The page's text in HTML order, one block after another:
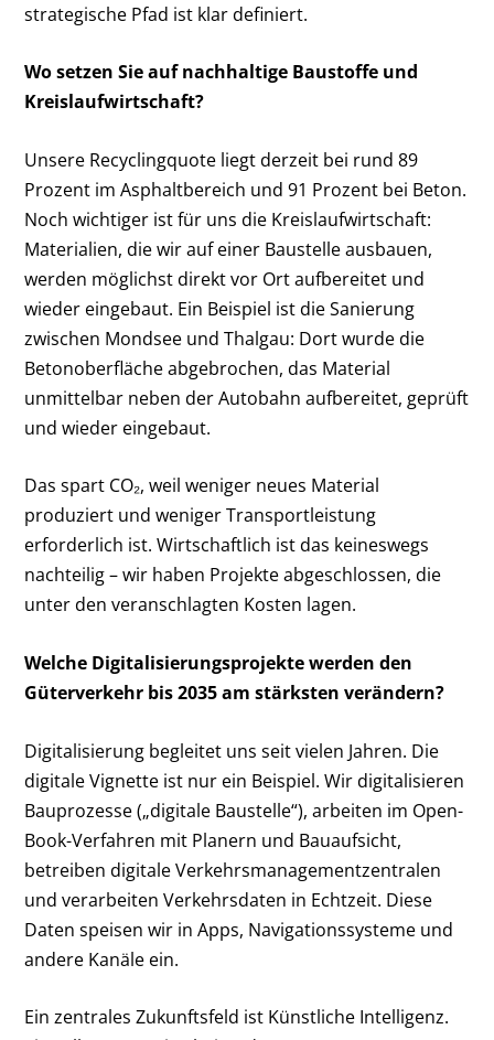
strategische Pfad ist klar definiert.
Wo setzen Sie auf nachhaltige Baustoffe und
Kreislaufwirtschaft?
Unsere Recyclingquote liegt derzeit bei rund 89
Prozent im Asphaltbereich und 91 Prozent bei Beton.
Noch wichtiger ist für uns die Kreislaufwirtschaft:
Materialien, die wir auf einer Baustelle ausbauen,
werden möglichst direkt vor Ort aufbereitet und
wieder eingebaut. Ein Beispiel ist die Sanierung
zwischen Mondsee und Thalgau: Dort wurde die
Betonoberfläche abgebrochen, das Material
unmittelbar neben der Autobahn aufbereitet, geprüft
und wieder eingebaut.
Das spart CO₂, weil weniger neues Material
produziert und weniger Transportleistung
erforderlich ist. Wirtschaftlich ist das keineswegs
nachteilig – wir haben Projekte abgeschlossen, die
unter den veranschlagten Kosten lagen.
Welche Digitalisierungsprojekte werden den
Güterverkehr bis 2035 am stärksten verändern?
Digitalisierung begleitet uns seit vielen Jahren. Die
digitale Vignette ist nur ein Beispiel. Wir digitalisieren
Bauprozesse („digitale Baustelle“), arbeiten im Open-
Book-Verfahren mit Planern und Bauaufsicht,
betreiben digitale Verkehrsmanagementzentralen
und verarbeiten Verkehrsdaten in Echtzeit. Diese
Daten speisen wir in Apps, Navigationssysteme und
andere Kanäle ein.
Ein zentrales Zukunftsfeld ist Künstliche Intelligenz.